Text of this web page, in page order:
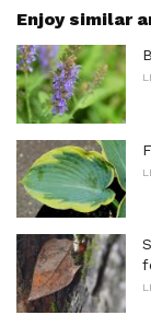
Enjoy similar